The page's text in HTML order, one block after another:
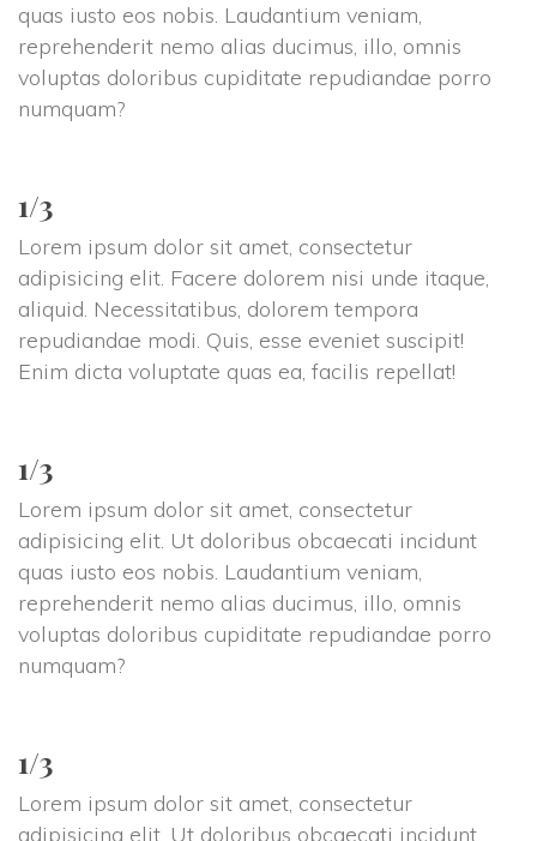
quas iusto eos nobis. Laudantium veniam,
reprehenderit nemo alias ducimus, illo, omnis
voluptas doloribus cupiditate repudiandae porro
numquam?
1/3
Lorem ipsum dolor sit amet, consectetur
adipisicing elit. Facere dolorem nisi unde itaque,
aliquid. Necessitatibus, dolorem tempora
repudiandae modi. Quis, esse eveniet suscipit!
Enim dicta voluptate quas ea, facilis repellat!
1/3
Lorem ipsum dolor sit amet, consectetur
adipisicing elit. Ut doloribus obcaecati incidunt
quas iusto eos nobis. Laudantium veniam,
reprehenderit nemo alias ducimus, illo, omnis
voluptas doloribus cupiditate repudiandae porro
numquam?
1/3
Lorem ipsum dolor sit amet, consectetur
adipisicing elit. Ut doloribus obcaecati incidunt